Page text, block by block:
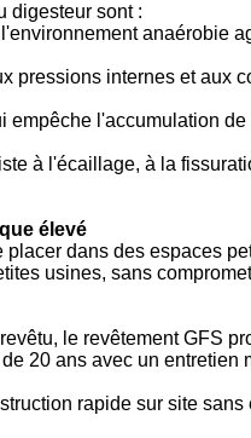
digesteur sont :
anaérobie
pressions internes et aux
empêche l'accumulation
à l'écaillage, à la
élevé
dans des espaces
usines, sans
le revêtement GFS
20 ans avec un entretien
rapide sur site